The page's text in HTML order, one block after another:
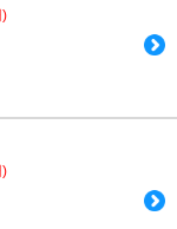
)
)